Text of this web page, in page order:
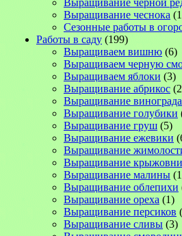
Выращивание черной
Выращивание чеснока
Сезонные работы в
Работы в саду (199)
Выращиваем вишню (6)
Выращиваем черную
Выращиваем яблоки (3)
Выращивание абрикос
Выращивание винограда
Выращивание голубики
Выращивание груш (5)
Выращивание ежевики
Выращивание
Выращивание
Выращивание малины
Выращивание облепихи
Выращивание ореха (1)
Выращивание персиков
Выращивание сливы (3)